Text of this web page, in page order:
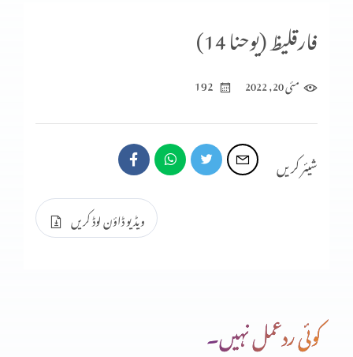
فارقلیظ (یوحنا 14)
مئی 20, 2022 192
شیئر کریں
ویڈیو ڈاؤن لوڈ کریں
کوئی ردعمل نہیں۔